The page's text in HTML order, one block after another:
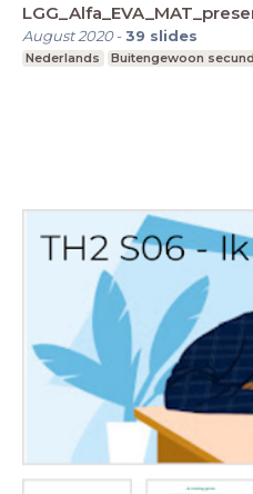
August 2020-39 slides
Nederlands Buitengewoon